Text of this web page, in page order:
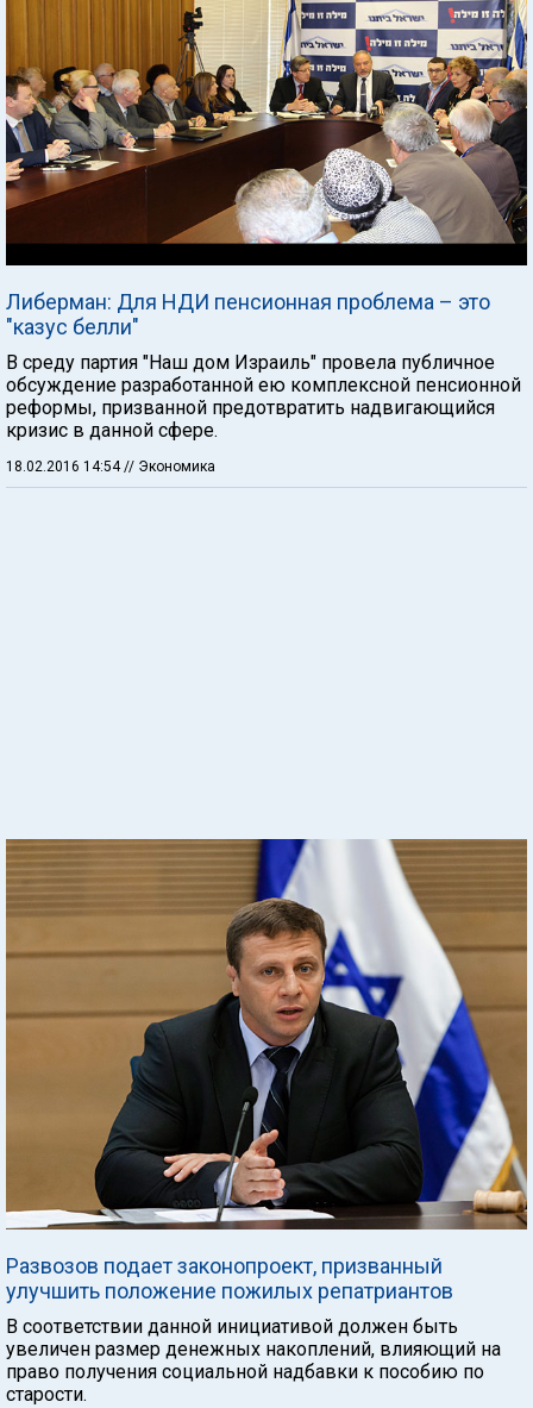
Либерман: Для НДИ пенсионная проблема – это
"казус белли"
В среду партия "Наш дом Израиль" провела публичное
обсуждение разработанной ею комплексной пенсионной
реформы, призванной предотвратить надвигающийся
кризис в данной сфере.
18.02.2016 14:54 // Экономика
Развозов подает законопроект, призванный
улучшить положение пожилых репатриантов
В соответствии данной инициативой должен быть
увеличен размер денежных накоплений, влияющий на
право получения социальной надбавки к пособию по
старости.